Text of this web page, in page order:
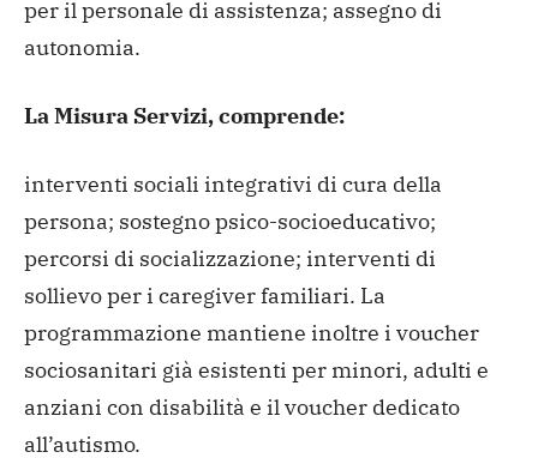
per il personale di assistenza; assegno di
autonomia.
La Misura Servizi, comprende:
interventi sociali integrativi di cura della
persona; sostegno psico-socioeducativo;
percorsi di socializzazione; interventi di
sollievo per i caregiver familiari. La
programmazione mantiene inoltre i voucher
sociosanitari già esistenti per minori, adulti e
anziani con disabilità e il voucher dedicato
all’autismo.